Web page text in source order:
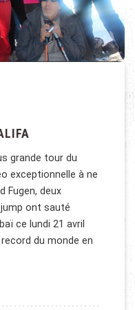
grande tour du
exceptionnelle à ne
Fugen, deux
ont sauté
ce lundi 21 avril
du monde en
KHALIFA